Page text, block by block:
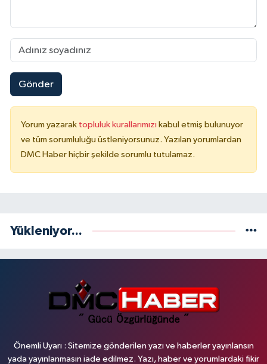
Gönder
Yorum yazarak topluluk kurallarımızı kabul etmiş bulunuyor
ve tüm sorumluluğu üstleniyorsunuz. Yazılan yorumlardan
DMC Haber hiçbir şekilde sorumlu tutulamaz.
Yükleniyor...
Önemli Uyarı : Sitemize gönderilen yazı ve haberler yayınlansın
yada yayınlanmasın iade edilmez. Yazı, haber ve yorumlardaki fikir